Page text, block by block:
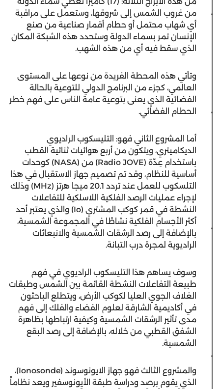
من غروب الشمس إلى شروقها، وستعمل على مراقبة
أي شهاب محتمل أو حطام أقمار صناعية من صنع
الإنسان تمر بسماء الدولة وستحدد هذه الشبكة المكان
الذي سقط فيه أي من هذه الشهب.
وتأتي هذه المحطة الفريدة من نوعها على المستوى
العالمي، كجزء من البرنامج الدولي للتوعية بالحالة
الفضائية الذي يعنى بتوعية عامة الناس على فهم خطر
الحطام الفضائي.
أما المشروع الثاني فهو: التليسكوب الراديوي
الديكاميتري، ويتكون من أربع هوائيات ثنائية القطب
باستخدام عِدّة (Radio JOVE) من (NASA) كوحدات
أساسية للنظام، وقد تم تصميم جهاز الاستقبال في هذا
التلسكوب للعمل عند تردد 20.1 ميجا هرتز (MHz) وذلك
لإجراء عمليات الرصد الفلكية اللاسلكية للتفاعلات
النشطة في قمر كوكب المشتري (Io) والذي يعتبر أحد
أكثر الأجسام الفلكية نشاطًا في المجموعة الشمسية،
بالإضافة إلى رصد الرشقات الشمسية والانبعاثات
الراديوية لمجرة درب التبانة.
وسوف يساهم هذا التليسكوب الراديوي في فهم
طبيعة التفاعلات النشطة القائمة بين الشمس وطبقات
الغلاف الجوي العليا لكوكب الأرض، ويتطلع الباحثون
في أكاديمية الشارقة لعلوم الفضاء والفلك إلى فهم
مدى تأثير الرشقات الشمسية وكيفية ارتباطها بظاهرة
الشفق القطبي من خلاله، بالإضافة إلى رصد البقع
الشمسية.
والمشروع الثالث فهو جهاز الايونوسوند (Ionosonde)،
الذي يقوم برصد ودراسة طبقة الأيونوسفير ويعد نظاماً